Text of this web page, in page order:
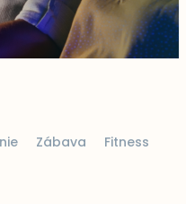
Zábava Fitness